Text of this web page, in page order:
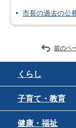
市長の過去の公
前のペ
くらし
子育て・教育
健康・福祉